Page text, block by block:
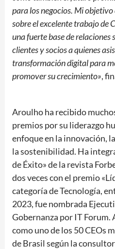
para los negocios. Mi
sobre el excelente trabajo de
una fuerte base de
clientes y socios a quienes
transformación digital para
promover su crecimiento»,
Aroulho ha recibido
premios por su liderazgo
enfoque en la innovación,
la sostenibilidad. Ha
de Éxito» de la revista
dos veces con el premio
categoría de Tecnología,
2023, fue nombrada
Gobernanza por IT Forum.
como uno de los 50 CEOs
de Brasil según la